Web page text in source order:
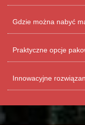
Gdzie można nabyć
Praktyczne opcje
Innowacyjne